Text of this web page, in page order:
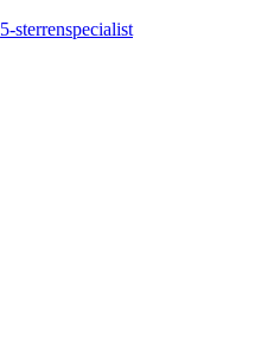
5-sterrenspecialist